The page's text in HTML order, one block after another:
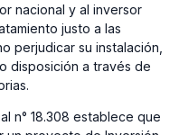
nacional y al inversor
justo a las
perjudicar su instalación,
disposición a través de
n° 18.308 establece que